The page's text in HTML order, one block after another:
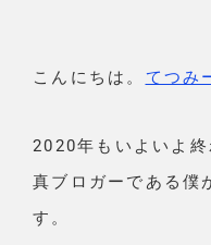
こんにちは。 てつみ
2020年もいよいよ
真ブロガーである僕
す。